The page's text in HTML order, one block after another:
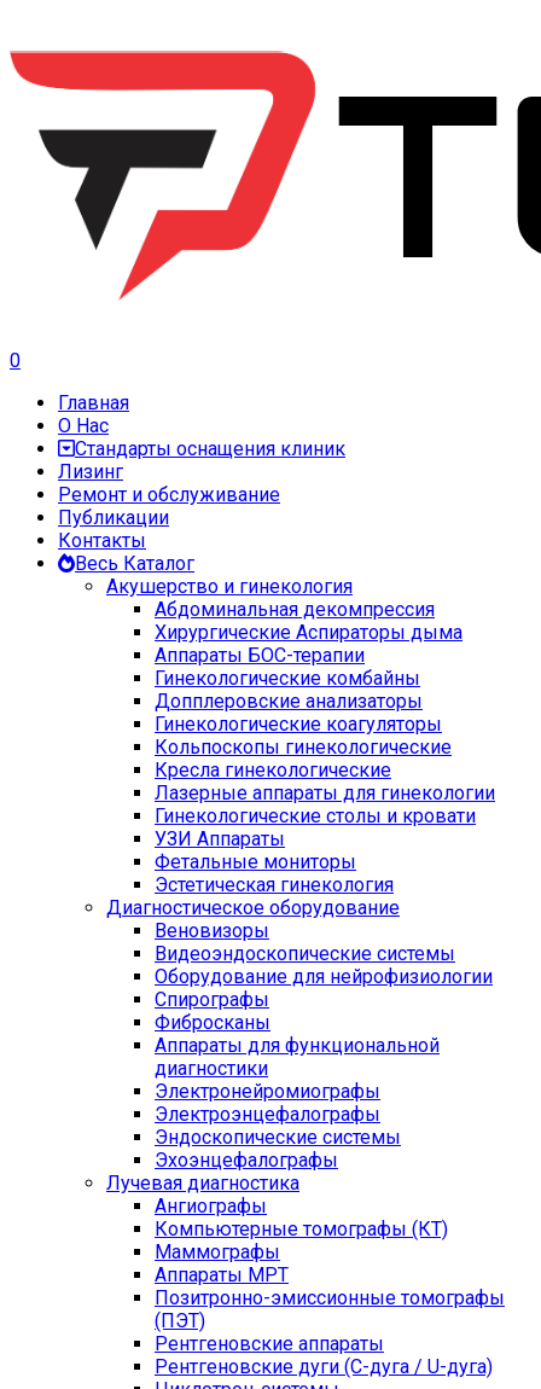
0
Главная
О Нас
Стандарты оснащения клиник
Лизинг
Ремонт и обслуживание
Публикации
Контакты
Весь Каталог
Акушерство и гинекология
Абдоминальная декомпрессия
Хирургические Аспираторы дыма
Аппараты БОС-терапии
Гинекологические комбайны
Допплеровские анализаторы
Гинекологические коагуляторы
Кольпоскопы гинекологические
Кресла гинекологические
Лазерные аппараты для гинекологии
Гинекологические столы и кровати
УЗИ Аппараты
Фетальные мониторы
Эстетическая гинекология
Диагностическое оборудование
Веновизоры
Видеоэндоскопические системы
Оборудование для нейрофизиологии
Спирографы
Фибросканы
Аппараты для функциональной
диагностики
Электронейромиографы
Электроэнцефалографы
Эндоскопические системы
Эхоэнцефалографы
Лучевая диагностика
Ангиографы
Компьютерные томографы (КТ)
Маммографы
Аппараты МРТ
Позитронно-эмиссионные томографы
(ПЭТ)
Рентгеновские аппараты
Рентгеновские дуги (С-дуга / U-дуга)